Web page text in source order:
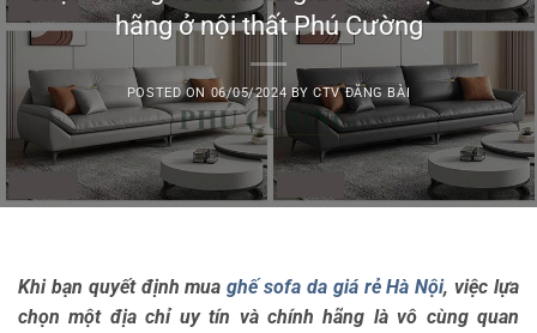
hãng ở nội thất Phú Cường
POSTED ON 06/05/2024 BYCTV ĐĂNG BÀI
Khi bạn quyết định muaghế sofa da giá rẻ Hà Nội, việc lựa
chọn một địa chỉ uy tín và chính hãng là vô cùng quan